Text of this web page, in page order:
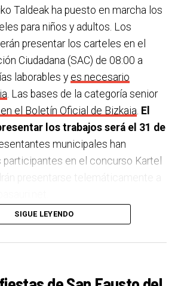
Taldeak ha puesto en marcha los
para niños y adultos. Los
presentar los carteles en el
Ciudadana (SAC) de 08:00 a
laborables y es necesario
. Las bases de la categoría senior
el Boletín Oficial de Bizkaia El
los trabajos será el 31 de
municipales han
participantes en el concurso Kartel
presentarse telemáticamente a
participar en el concurso es el
en el cartel. Además, los
SIGUE LEYENDO